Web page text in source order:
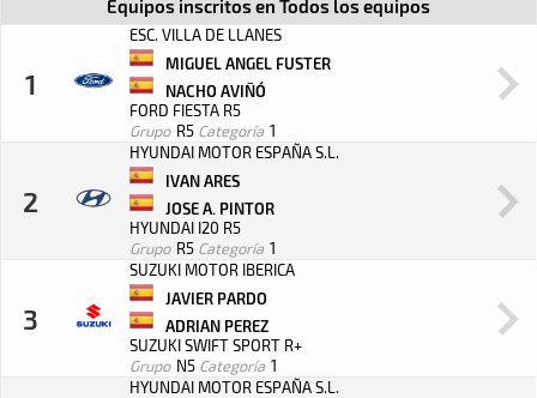
Equipos inscritos en Todos los equipos
1
ESC. VILLA DE LLANES
MIGUEL ANGEL FUSTER
NACHO AVIÑÓ
FORD FIESTA R5
Grupo R5 Categoría 1
2
HYUNDAI MOTOR ESPAÑA S.L.
IVAN ARES
JOSE A. PINTOR
HYUNDAI I20 R5
Grupo R5 Categoría 1
3
SUZUKI MOTOR IBERICA
JAVIER PARDO
ADRIAN PEREZ
SUZUKI SWIFT SPORT R+
Grupo N5 Categoría 1
HYUNDAI MOTOR ESPAÑA S.L.